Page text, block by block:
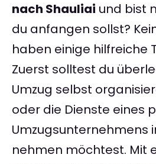
nach Shauliai und bist
du anfangen sollst?
haben einige hilfreiche
Zuerst solltest du
Umzug selbst
oder die Dienste eines
Umzugsunternehmens
nehmen möchtest. Mit